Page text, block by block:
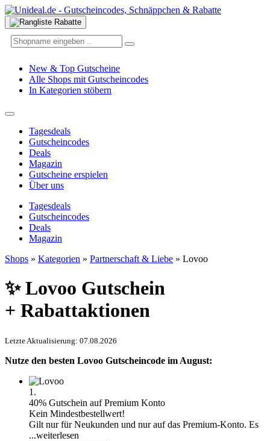
New & Top Gutscheine
Alle Shops mit Gutscheincodes
In Kategorien stöbern
Tagesdeals
Gutscheincodes
Deals
Magazin
Gutscheine erspielen
Über uns
Tagesdeals
Gutscheincodes
Deals
Magazin
Shops » Kategorien » Partnerschaft & Liebe » Lovoo
✨ Lovoo Gutschein
+ Rabattaktionen
Letzte Aktualisierung: 07.08.2026
Nutze den besten Lovoo Gutscheincode im August:
1.
40% Gutschein auf Premium Konto
Kein Mindestbestellwert!
Gilt nur für Neukunden und nur auf das Premium-Konto. Es
...weiterlesen